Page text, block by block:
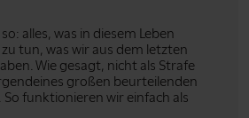
alles, was in diesem Leben
tun, was wir aus dem letzten
Wie gesagt, nicht als Strafe
großen beurteilenden
funktionieren wir einfach als